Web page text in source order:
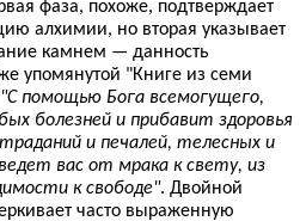
фаза, похоже, подтверждает
алхимии, но вторая указывает
камнем — данность
упомянутой "Книге из семи
"С помощью Бога всемогущего,
болезней и прибавит здоровья
и печалей, телесных и
вас от мрака к свету, из
к свободе". Двойной
часто выраженную